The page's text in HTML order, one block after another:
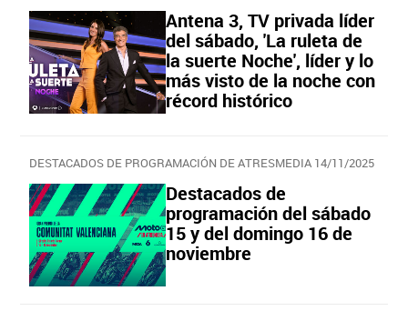
Antena 3, TV privada líder
del sábado, 'La ruleta de
la suerte Noche', líder y lo
más visto de la noche con
récord histórico
DESTACADOS DE PROGRAMACIÓN DE ATRESMEDIA 14/11/2025
Destacados de
programación del sábado
15 y del domingo 16 de
noviembre